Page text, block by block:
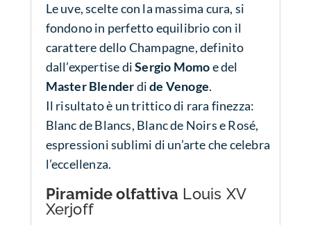
Le uve, scelte con la massima cura, si
fondono in perfetto equilibrio con il
carattere dello Champagne, definito
dall’expertise diSergio Momoe del
Master Blenderdide Venoge.
Il risultato è un trittico di rara finezza:
Blanc de Blancs, Blanc de Noirs e Rosé,
espressioni sublimi di un’arte che celebra
l’eccellenza.
Piramide olfattiva Louis XV
Xerjoff